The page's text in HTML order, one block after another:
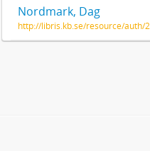
Nordmark, Dag
http://libris.kb.se/resource/auth/